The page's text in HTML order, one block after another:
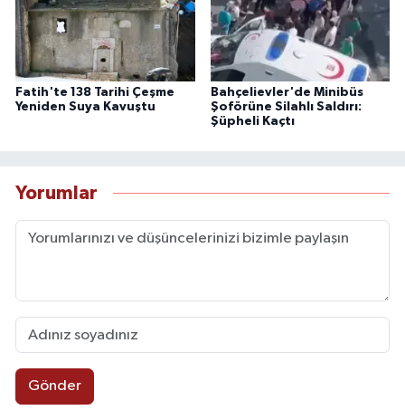
Fatih'te 138 Tarihi Çeşme
Yeniden Suya Kavuştu
Bahçelievler'de Minibüs
Şoförüne Silahlı Saldırı:
Şüpheli Kaçtı
Yorumlar
Gönder